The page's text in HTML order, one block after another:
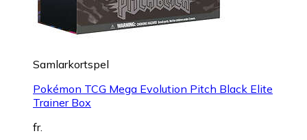
Samlarkortspel
Pokémon TCG Mega Evolution Pitch Black Elite
Trainer Box
fr.